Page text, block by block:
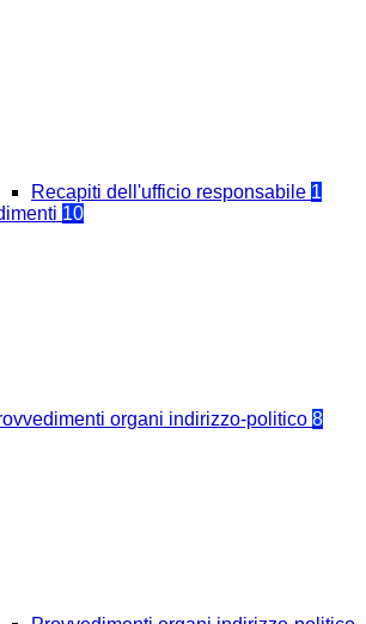
Recapiti dell'ufficio responsabile 1
10
organi indirizzo-politico 8